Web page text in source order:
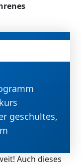
geschultes,
Auch dieses